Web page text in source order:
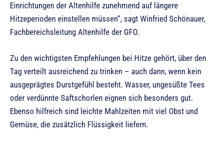
Einrichtungen der Altenhilfe zunehmend auf längere
Hitzeperioden einstellen müssen“, sagt Winfried Schönauer,
Fachbereichsleitung Altenhilfe der GFO.
Zu den wichtigsten Empfehlungen bei Hitze gehört, über den
Tag verteilt ausreichend zu trinken – auch dann, wenn kein
ausgeprägtes Durstgefühl besteht. Wasser, ungesüßte Tees
oder verdünnte Saftschorlen eignen sich besonders gut.
Ebenso hilfreich sind leichte Mahlzeiten mit viel Obst und
Gemüse, die zusätzlich Flüssigkeit liefern.